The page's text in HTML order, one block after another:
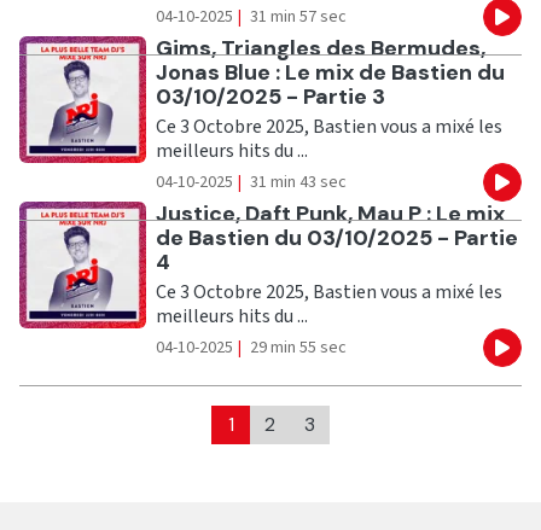
04-10-2025 | 31 min 57 sec
Ecouter
Gims, Triangles des Bermudes,
Jonas Blue : Le mix de Bastien du
03/10/2025 - Partie 3
Ce 3 Octobre 2025, Bastien vous a mixé les
meilleurs hits du ...
04-10-2025 | 31 min 43 sec
Ecouter
Justice, Daft Punk, Mau P : Le mix
de Bastien du 03/10/2025 - Partie
4
Ce 3 Octobre 2025, Bastien vous a mixé les
meilleurs hits du ...
04-10-2025 | 29 min 55 sec
1 2 3